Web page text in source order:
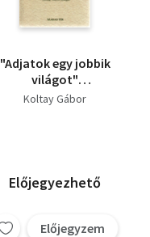
"Adjatok egy jobbik
világot"
BESZÉLGETÉSEK A
Koltay Gábor
Előjegyezhető
Előjegyzem